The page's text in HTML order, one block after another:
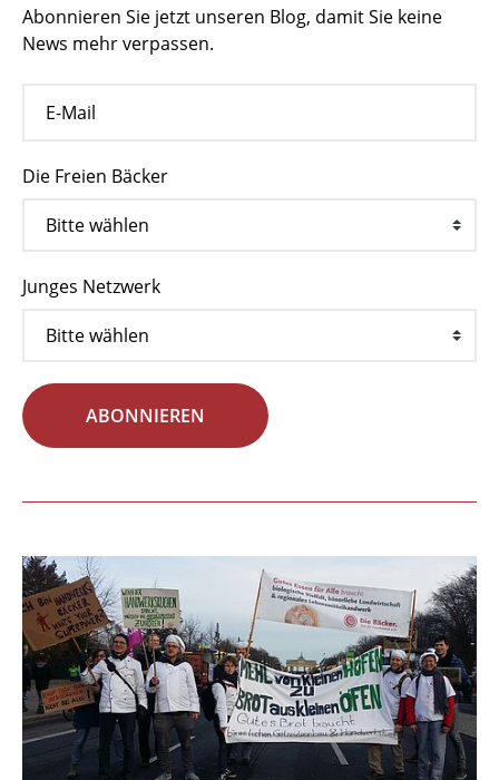
Abonnieren Sie jetzt unseren Blog, damit Sie keine
News mehr verpassen.
Die Freien Bäcker
Junges Netzwerk
ABONNIEREN